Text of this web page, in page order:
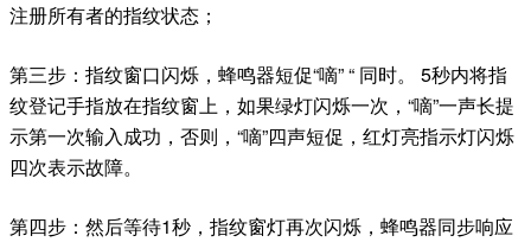
注册所有者的指纹状态；
第三步：指纹窗口闪烁，蜂鸣器短促“嘀” “ 同时。 5秒内将指
纹登记手指放在指纹窗上，如果绿灯闪烁一次，“嘀”一声长提
示第一次输入成功，否则，“嘀”四声短促，红灯亮指示灯闪烁
四次表示故障。
第四步：然后等待1秒，指纹窗灯再次闪烁，蜂鸣器同步响应